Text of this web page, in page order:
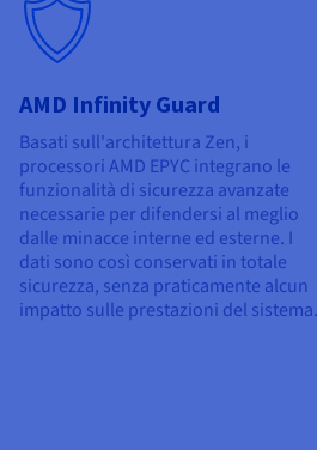
AMD Infinity Guard
Basati sull'architettura Zen, i
processori AMD EPYC integrano le
funzionalità di sicurezza avanzate
necessarie per difendersi al meglio
dalle minacce interne ed esterne. I
dati sono così conservati in totale
sicurezza, senza praticamente alcun
impatto sulle prestazioni del sistema.